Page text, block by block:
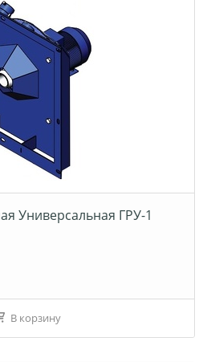
Универсальная ГРУ-1
В корзину